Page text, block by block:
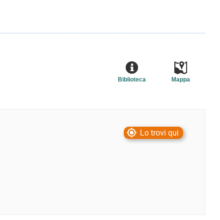
Mappa
Biblioteca
Lo trovi qui